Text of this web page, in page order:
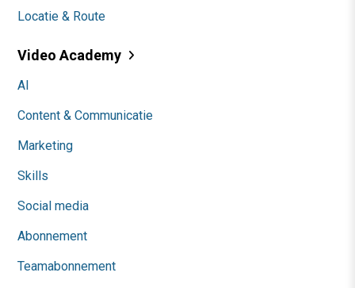
Locatie & Route
Video Academy
AI
Content & Communicatie
Marketing
Skills
Social media
Abonnement
Teamabonnement